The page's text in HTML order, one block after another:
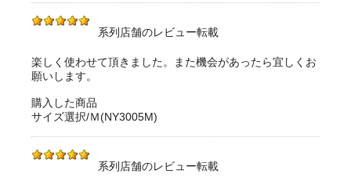
系列店舗のレビュー転載
楽しく使わせて頂きました。また機会があったら宜しくお
願いします。
購入した商品
サイズ選択/Ｍ(NY3005M)
系列店舗のレビュー転載